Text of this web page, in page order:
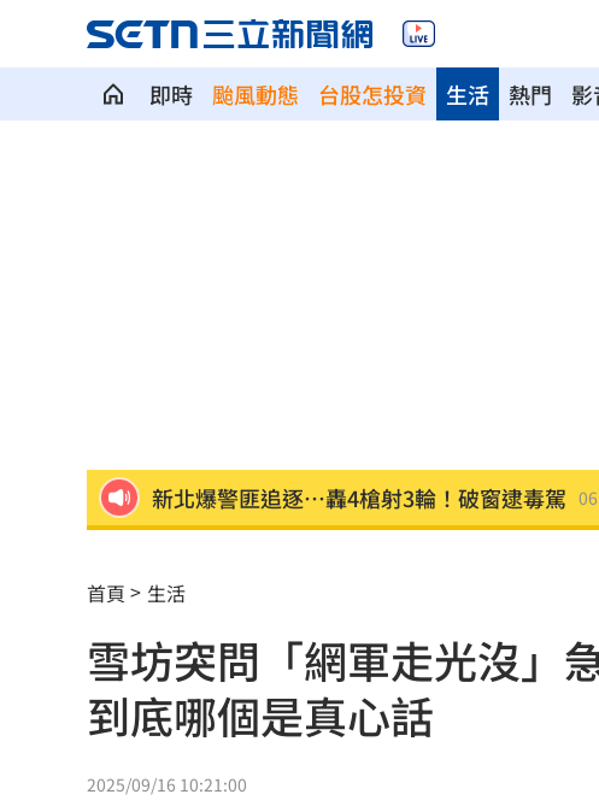
即時 颱風動態 台股怎投資 熱門 影
生活
新北爆警匪追逐…轟4槍射3輪！破窗逮毒駕
7月急跌觸底 高含積這幾檔受益人激增！
白海豚海警範圍擴大！最新暴風圈侵襲率曝
慈濟遭詐10億 國民黨不認錯反嗆⋯網炸鍋
就業意外爆冷！那指漲342點 標普500新高
首頁 生活
雪坊突問「網軍走光沒」
到底哪個是真心話
2025/09/16 10:21:00